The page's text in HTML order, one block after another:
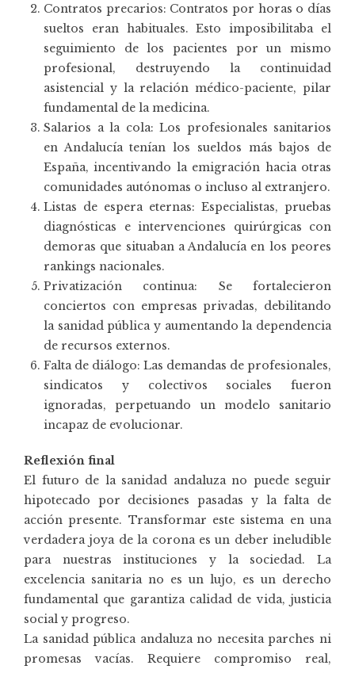
Contratos precarios: Contratos por horas o días
sueltos eran habituales. Esto imposibilitaba el
seguimiento de los pacientes por un mismo
profesional, destruyendo la continuidad
asistencial y la relación médico-paciente, pilar
fundamental de la medicina.
Salarios a la cola: Los profesionales sanitarios
en Andalucía tenían los sueldos más bajos de
España, incentivando la emigración hacia otras
comunidades autónomas o incluso al extranjero.
Listas de espera eternas: Especialistas, pruebas
diagnósticas e intervenciones quirúrgicas con
demoras que situaban a Andalucía en los peores
rankings nacionales.
Privatización continua: Se fortalecieron
conciertos con empresas privadas, debilitando
la sanidad pública y aumentando la dependencia
de recursos externos.
Falta de diálogo: Las demandas de profesionales,
sindicatos y colectivos sociales fueron
ignoradas, perpetuando un modelo sanitario
incapaz de evolucionar.
Reflexión final
El futuro de la sanidad andaluza no puede seguir
hipotecado por decisiones pasadas y la falta de
acción presente. Transformar este sistema en una
verdadera joya de la corona es un deber ineludible
para nuestras instituciones y la sociedad. La
excelencia sanitaria no es un lujo, es un derecho
fundamental que garantiza calidad de vida, justicia
social y progreso.
La sanidad pública andaluza no necesita parches ni
promesas vacías. Requiere compromiso real,